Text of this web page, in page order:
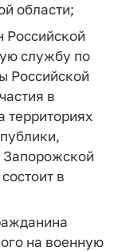
области;
Российской
службу по
Российской
в
территориях
Запорожской
в
на военную